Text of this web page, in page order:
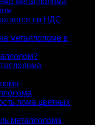
ли НДС
металлоломе в
лома цветных
металлолома